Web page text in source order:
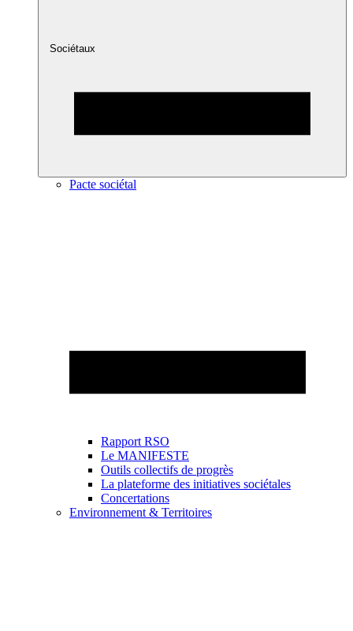
Sociétaux
Pacte sociétal
Rapport RSO
Le MANIFESTE
Outils collectifs de progrès
La plateforme des initiatives sociétales
Concertations
Environnement & Territoires